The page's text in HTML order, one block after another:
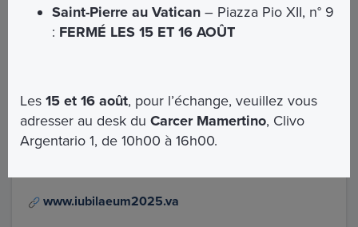
Horaires d'ouverture de la basilique Saint-Pierre
Période hivernale(1er octobre - 31 mars): 7:00 -
19:10
Pour plus d'informations sur le Jubilé, visitez le site
www.iubilaeum2025.va
Saint-Pierre au Vatican – Piazza Pio XII, n° 9
: FERMÉ LES 15 ET 16 AOÛT
Les15 et 16 août, pour l’échange, veuillez vous
adresser au desk duCarcer Mamertino, Clivo
Argentario 1, de 10h00 à 16h00.